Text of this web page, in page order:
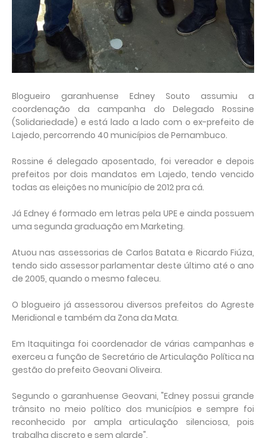
Blogueiro garanhuense Edney Souto assumiu a
coordenação da campanha do Delegado Rossine
(Solidariedade) e está lado a lado com o ex-prefeito de
Lajedo, percorrendo 40 municípios de Pernambuco.
Rossine é delegado aposentado, foi vereador e depois
prefeitos por dois mandatos em Lajedo, tendo vencido
todas as eleições no município de 2012 pra cá.
Já Edney é formado em letras pela UPE e ainda possuem
uma segunda graduação em Marketing.
Atuou nas assessorias de Carlos Batata e Ricardo Fiúza,
tendo sido assessor parlamentar deste último até o ano
de 2005, quando o mesmo faleceu.
O blogueiro já assessorou diversos prefeitos do Agreste
Meridional e também da Zona da Mata.
Em Itaquitinga foi coordenador de várias campanhas e
exerceu a função de Secretário de Articulação Política na
gestão do prefeito Geovani Oliveira.
Segundo o garanhuense Geovani, "Edney possui grande
trânsito no meio político dos municípios e sempre foi
reconhecido por ampla articulação silenciosa, pois
trabalha discreto e sem alarde".